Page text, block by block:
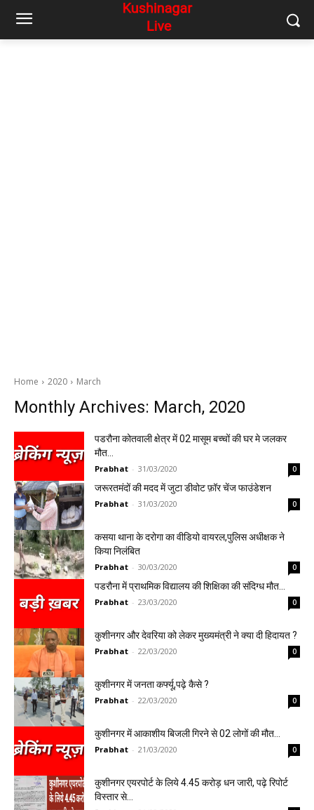
Home 2020 March
Monthly Archives: March, 2020
पडरौना कोतवाली क्षेत्र में 02 मासूम बच्चों की घर मे जलकर
मौत…
Prabhat - 31/03/2020 0
जरूरतमंदों की मदद में जुटा डीवोट फ़ॉर चेंज फाउंडेशन
Prabhat - 31/03/2020 0
कसया थाना के दरोगा का वीडियो वायरल,पुलिस अधीक्षक ने
किया निलंबित
Prabhat - 30/03/2020 0
पडरौना में प्राथमिक विद्यालय की शिक्षिका की संदिग्ध मौत…
Prabhat - 23/03/2020 0
कुशीनगर और देवरिया को लेकर मुख्यमंत्री ने क्या दी हिदायत ?
Prabhat - 22/03/2020 0
कुशीनगर में जनता कर्फ्यू,पढ़े कैसे ?
Prabhat - 22/03/2020 0
कुशीनगर में आकाशीय बिजली गिरने से 02 लोगों की मौत…
Prabhat - 21/03/2020 0
कुशीनगर एयरपोर्ट के लिये 4.45 करोड़ धन जारी, पढ़े रिपोर्ट
विस्तार से…